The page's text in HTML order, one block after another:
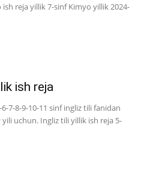
reja yillik 7-sinf Kimyo yillik 2024-
ish reja
7-8-9-10-11 sinf ingliz tili fanidan
uchun. Ingliz tili yillik ish reja 5-